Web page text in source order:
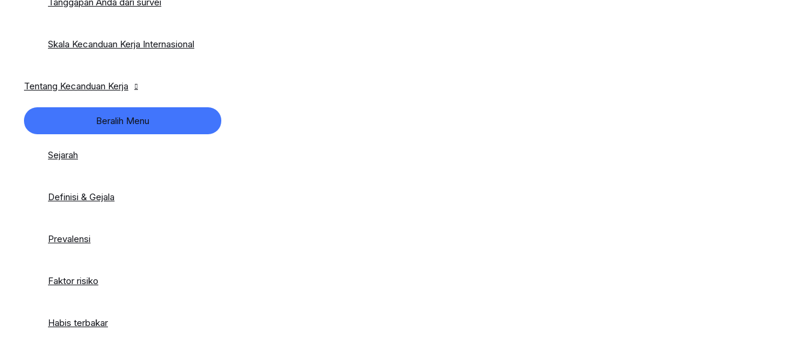
Skala Kecanduan Kerja Internasional
Tentang Kecanduan Kerja
Beralih Menu
Sejarah
Definisi & Gejala
Prevalensi
Faktor risiko
Habis terbakar